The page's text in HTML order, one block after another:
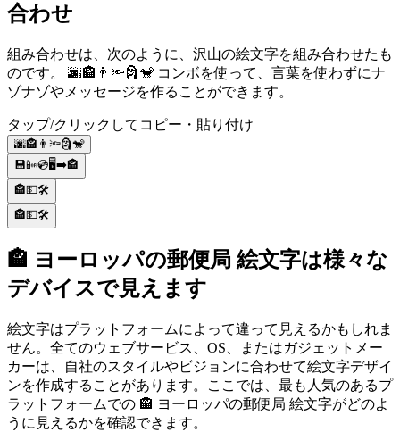
合わせ
組み合わせは、次のように、沢山の絵文字を組み合わせたも
のです。 🌆🏤👨🔦🗿🐒 コンボを使って、言葉を使わずにナ
ゾナゾやメッセージを作ることができます。
タップ/クリックしてコピー・貼り付け
🌆🏤👨🔦🗿🐒
💾📴💿🖥️➡️🏤
🏤💵🛠
🏤💵🛠
🏤 ヨーロッパの郵便局 絵文字は様々な
デバイスで見えます
絵文字はプラットフォームによって違って見えるかもしれま
せん。全てのウェブサービス、OS、またはガジェットメー
カーは、自社のスタイルやビジョンに合わせて絵文字デザイ
ンを作成することがあります。ここでは、最も人気のあるプ
ラットフォームでの 🏤 ヨーロッパの郵便局 絵文字がどのよ
うに見えるかを確認できます。